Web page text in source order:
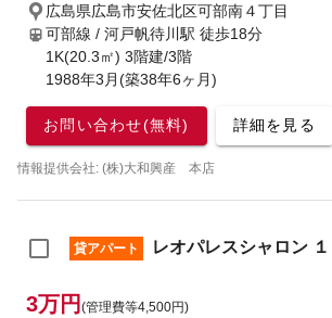
広島県広島市安佐北区可部南４丁目
可部線 / 河戸帆待川駅 徒歩18分
1K(20.3㎡) 3階建/3階
1988年3月(築38年6ヶ月)
お問い合わせ(無料) 詳細を見る
情報提供会社: (株)大和興産 本店
貸アパート レオパレスシャロン
3万円 (管理費等4,500円)